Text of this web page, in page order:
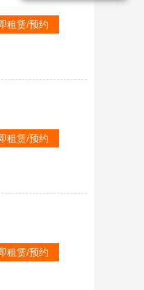
租赁/预约
租赁/预约
租赁/预约